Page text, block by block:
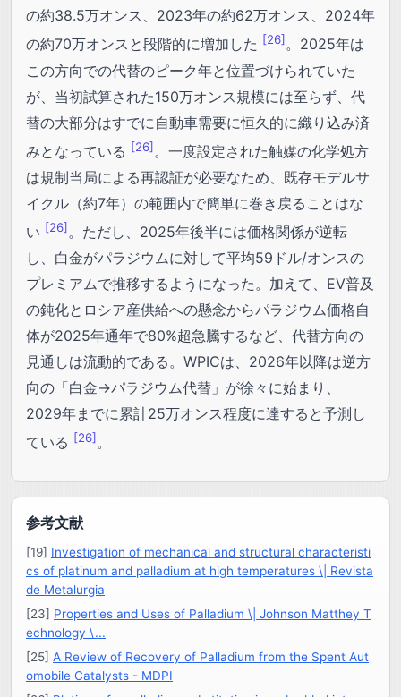
の約38.5万オンス、2023年の約62万オンス、2024年
の約70万オンスと段階的に増加した [26] 。2025年は
この方向での代替のピーク年と位置づけられていた
が、当初試算された150万オンス規模には至らず、代
替の大部分はすでに自動車需要に恒久的に織り込み済
みとなっている [26]。一度設定された触媒の化学処方
は規制当局による再認証が必要なため、既存モデルサ
イクル（約7年）の範囲内で簡単に巻き戻ることはな
い [26] 。ただし、2025年後半には価格関係が逆転
し、白金がパラジウムに対して平均59ドル/オンスの
プレミアムで推移するようになった。加えて、EV普及
の鈍化とロシア産供給への懸念からパラジウム価格自
体が2025年通年で80%超急騰するなど、代替方向の
見通しは流動的である。WPICは、2026年以降は逆方
向の「白金→パラジウム代替」が徐々に始まり、
2029年までに累計25万オンス程度に達すると予測し
ている [26] 。
参考文献
[19] Investigation of mechanical and structural characteristi
cs of platinum and palladium at high temperatures \| Revista
de Metalurgia
[23] Properties and Uses of Palladium \| Johnson Matthey T
echnology \...
[25] A Review of Recovery of Palladium from the Spent Aut
omobile Catalysts - MDPI